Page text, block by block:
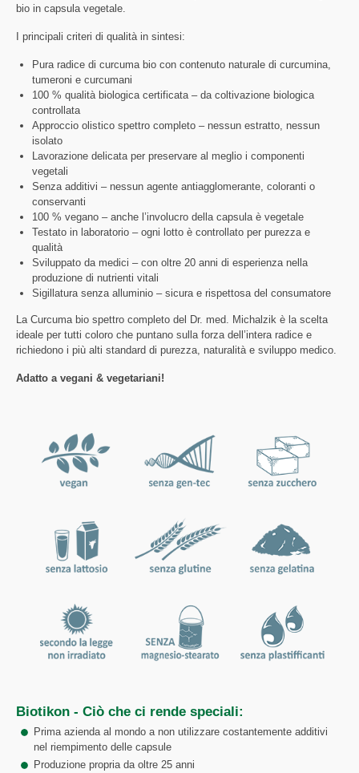
bio in capsula vegetale.
I principali criteri di qualità in sintesi:
Pura radice di curcuma bio con contenuto naturale di curcumina,
tumeroni e curcumani
100 % qualità biologica certificata – da coltivazione biologica
controllata
Approccio olistico spettro completo – nessun estratto, nessun
isolato
Lavorazione delicata per preservare al meglio i componenti
vegetali
Senza additivi – nessun agente antiagglomerante, coloranti o
conservanti
100 % vegano – anche l’involucro della capsula è vegetale
Testato in laboratorio – ogni lotto è controllato per purezza e
qualità
Sviluppato da medici – con oltre 20 anni di esperienza nella
produzione di nutrienti vitali
Sigillatura senza alluminio – sicura e rispettosa del consumatore
La Curcuma bio spettro completo del Dr. med. Michalzik è la scelta
ideale per tutti coloro che puntano sulla forza dell’intera radice e
richiedono i più alti standard di purezza, naturalità e sviluppo medico.
Adatto a vegani & vegetariani!
Biotikon - Ciò che ci rende speciali:
Prima azienda al mondo a non utilizzare costantemente additivi
nel riempimento delle capsule
Produzione propria da oltre 25 anni